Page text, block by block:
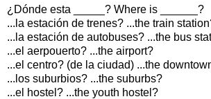
¿Dónde esta _____? Where is ______?
...la estación de trenes? ...the train
...la estación de autobuses? ...the bus
...el aerpouerto? ...the airport?
...el centro? (de la ciudad) ...the
...los suburbios? ...the suburbs?
...el hostel? ...the youth hostel?